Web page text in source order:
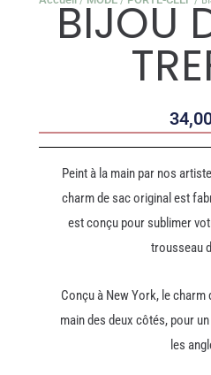
BIJOU
Peint à la main par nos
charm de sac original est
est conçu pour sublimer
trousseau
Conçu à New York, le
main des deux côtés, pour
les